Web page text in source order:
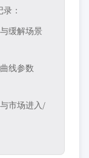
：
缓解场景
线参数
市场进入/